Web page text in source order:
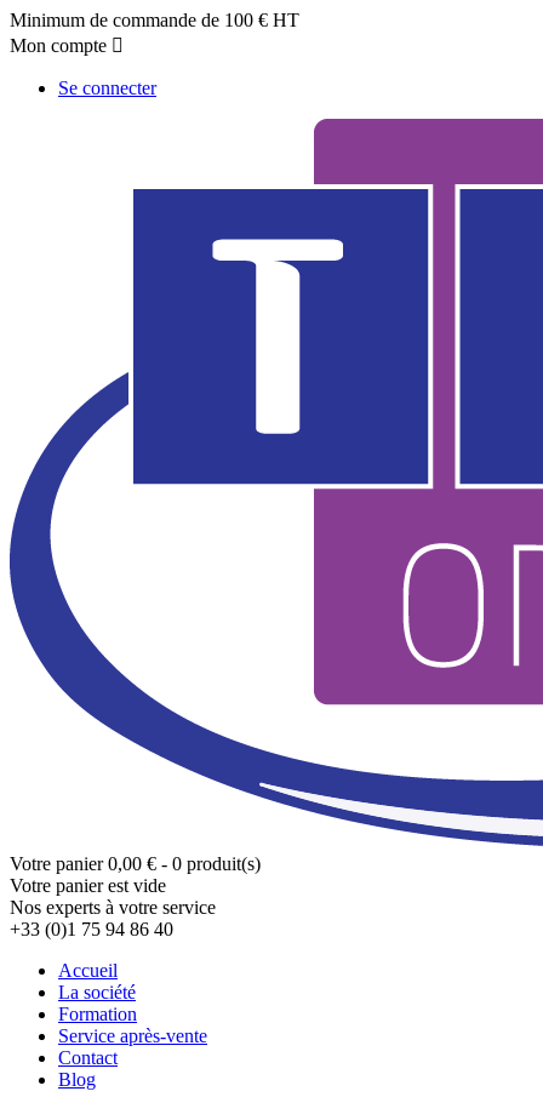
Minimum de commande de 100 € HT
Mon compte 
Se connecter
Votre panier 0,00 € - 0 produit(s)
Votre panier est vide
Nos experts à votre service
+33 (0)1 75 94 86 40
Accueil
La société
Formation
Service après-vente
Contact
Blog